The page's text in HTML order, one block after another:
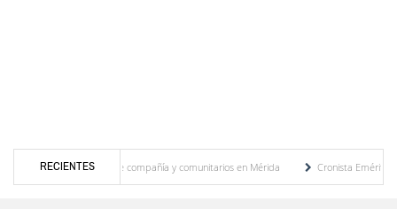
RECIENTES
de 100 animales de compañía y comunitarios en Mérida
Cronista Emérito